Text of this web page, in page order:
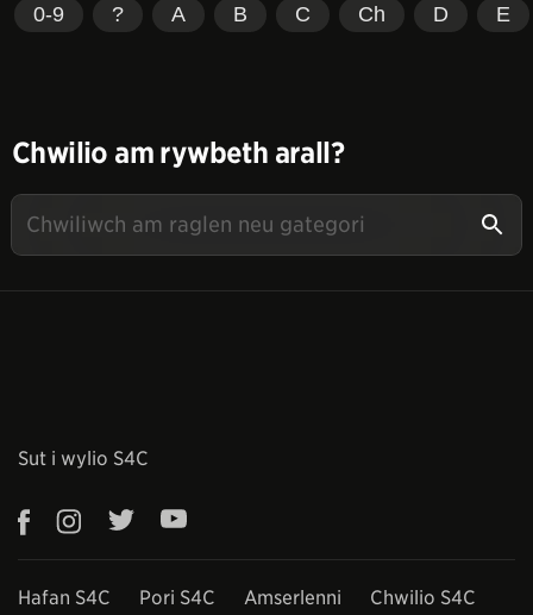
0-9 ? A B C Ch D E
Chwilio am rywbeth arall?
Sut i wylio S4C
Hafan S4C Pori S4C Amserlenni Chwilio S4C